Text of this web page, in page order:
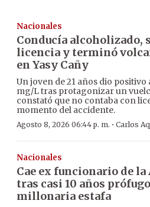
Nacionales
Conducía alcoholizado,
licencia y terminó
en Yasy Cañy
Un joven de 21 años dio positivo
mg/L tras protagonizar un
constató que no contaba con
momento del accidente.
Agosto 8, 2026 06:44 p. m. · Carlos
Nacionales
Cae ex funcionario de la
tras casi 10 años
millonaria estafa